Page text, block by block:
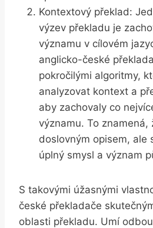
Kontextový překlad:
výzev překladu je
významu v cílovém
anglicko-české
pokročilými algoritmy,
analyzovat kontext a
aby zachovaly co
významu. To znamená,
doslovným opisem, ale
úplný smysl a význam
S takovými úžasnými
české překladače
oblasti překladu. Umí